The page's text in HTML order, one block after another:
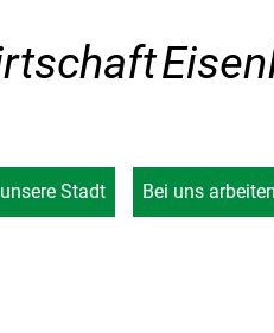
Stadt Bei uns arbeiten